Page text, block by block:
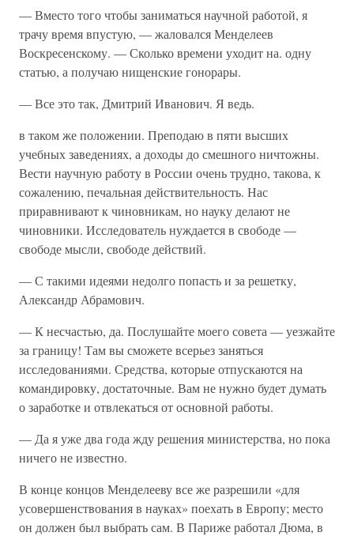
— Вместо того чтобы заниматься научной работой, я
трачу время впустую, — жаловался Менделеев
Воскресенскому. — Сколько времени уходит на. одну
статью, а получаю нищенские гонорары.
— Все это так, Дмитрий Иванович. Я ведь.
в таком же положении. Преподаю в пяти высших
учебных заведениях, а доходы до смешного ничтожны.
Вести научную работу в России очень трудно, такова, к
сожалению, печальная действительность. Нас
приравнивают к чиновникам, но науку делают не
чиновники. Исследователь нуждается в свободе —
свободе мысли, свободе действий.
— С такими идеями недолго попасть и за решетку,
Александр Абрамович.
— К несчастью, да. Послушайте моего совета — уезжайте
за границу! Там вы сможете всерьез заняться
исследованиями. Средства, которые отпускаются на
командировку, достаточные. Вам не нужно будет думать
о заработке и отвлекаться от основной работы.
— Да я уже два года жду решения министерства, но пока
ничего не известно.
В конце концов Менделееву все же разрешили «для
усовершенствования в науках» поехать в Европу; место
он должен был выбрать сам. В Париже работал Дюма, в